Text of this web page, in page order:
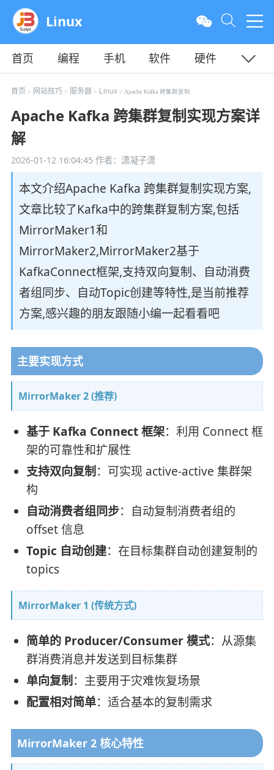
Linux
首页 编程 手机 软件
硬件
教程
平面 服务器
首页 > 网站技巧 > 服务器> Linux> Apache Kafka 跨集群复制
Apache Kafka 跨集群复制实现方案详
解
2026-01-12 16:04:45作者：潇凝子潇
本文介绍Apache Kafka 跨集群复制实现方案,
文章比较了Kafka中的跨集群复制方案,包括
MirrorMaker1和
MirrorMaker2,MirrorMaker2基于
KafkaConnect框架,支持双向复制、自动消费
者组同步、自动Topic创建等特性,是当前推荐
方案,感兴趣的朋友跟随小编一起看看吧
主要实现方式
MirrorMaker 2 (推荐)
基于 Kafka Connect 框架：利用 Connect 框
架的可靠性和扩展性
支持双向复制：可实现 active-active 集群架
构
自动消费者组同步：自动复制消费者组的
offset 信息
Topic 自动创建：在目标集群自动创建复制的
topics
MirrorMaker 1 (传统方式)
简单的 Producer/Consumer 模式：从源集
群消费消息并发送到目标集群
单向复制：主要用于灾难恢复场景
配置相对简单：适合基本的复制需求
MirrorMaker 2 核心特性